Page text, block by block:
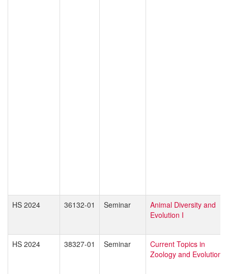
HS 2024 36132-01 Seminar
Animal Diversity and
Evolution I
HS 2024 38327-01 Seminar
Current Topics in
Zoology and Evolution